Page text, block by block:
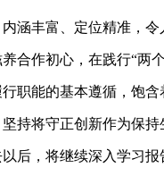
涵丰富、定位精准，
合作初心，在践行“两
职能的基本遵循，饱
持将守正创新作为保
后，将继续深入学习